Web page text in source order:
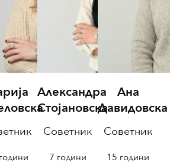
Александра
Стојановска
Советник
7 години
Ана
Давидовска
Советник
15 години